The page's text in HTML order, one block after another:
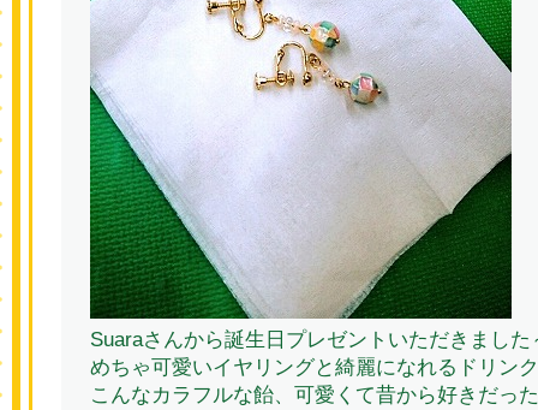
Suaraさんから誕生日プレゼントいただきました
めちゃ可愛いイヤリングと綺麗になれるドリンク
こんなカラフルな飴、可愛くて昔から好きだっ